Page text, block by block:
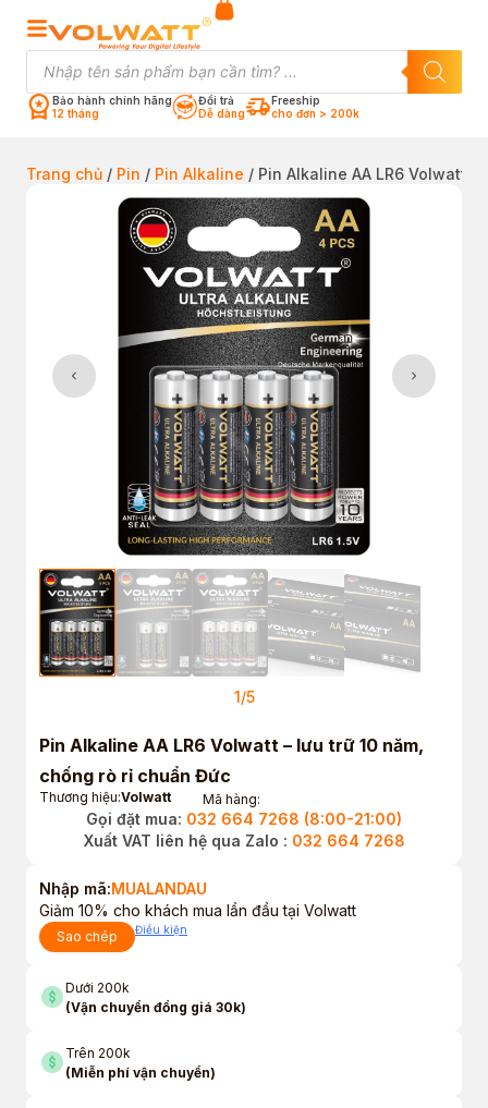
Bảo hành chính hãng
12 tháng
Đổi trả
Dễ dàng
Freeship
cho đơn > 200k
Trang chủ / Pin / Pin Alkaline / Pin Alkaline AA LR6 Volwatt
1/5
Pin Alkaline AA LR6 Volwatt – lưu trữ 10 năm,
chống rò rỉ chuẩn Đức
Thương hiệu:Volwatt Mã hàng:
Gọi đặt mua: 032 664 7268 (8:00-21:00)
Xuất VAT liên hệ qua Zalo : 032 664 7268
Nhập mã:MUALANDAU
Giảm 10% cho khách mua lần đầu tại Volwatt
Sao chép Điều kiện
Dưới 200k
(Vận chuyển đồng giá 30k)
Trên 200k
(Miễn phí vận chuyển)